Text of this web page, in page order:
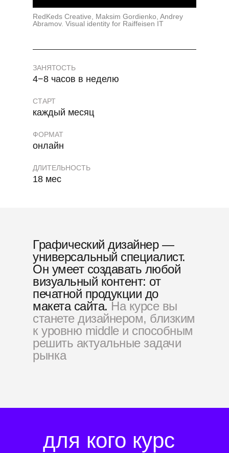
RedKeds Creative, Maksim Gordienko, Andrey
Abramov. Visual identity for Raiffeisen IT
4−8 часов в неделю
ЗАНЯТОСТЬ
онлайн
ФОРМАТ
каждый месяц
СТАРТ
18 мес
ДЛИТЕЛЬНОСТЬ
Графический дизайнер —
универсальный специалист.
Он умеет создавать любой
визуальный контент: от
печатной продукции до
макета сайта. На курсе вы
станете дизайнером, близким
к уровню middle и способным
решить актуальные задачи
рынка
для кого курс